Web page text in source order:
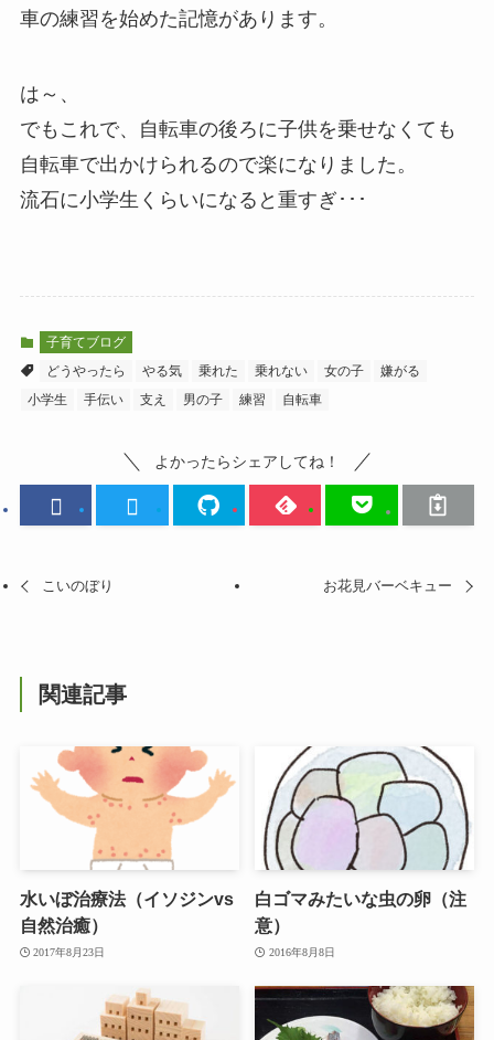
車の練習を始めた記憶があります。
は～、
でもこれで、自転車の後ろに子供を乗せなくても
自転車で出かけられるので楽になりました。
流石に小学生くらいになると重すぎ･･･
子育てブログ
どうやったら
やる気 乗れた 乗れない 女の子
嫌がる
小学生
手伝い 支え 男の子 練習 自転車
よかったらシェアしてね！
こいのぼり お花見バーベキュー
関連記事
水いぼ治療法（イソジンvs
自然治癒）
2017年8月23日
白ゴマみたいな虫の卵（注
意）
2016年8月8日